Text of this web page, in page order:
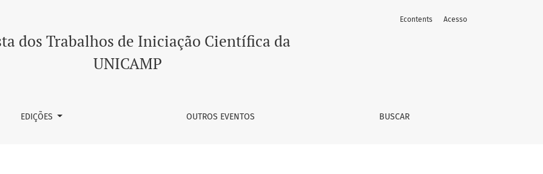
células fotovoltaicas na faculdade de ciências aplicadas da Unicamp
dos Trabalhos de Iniciação Científica da
UNICAMP
EDIÇÕES OUTROS EVENTOS BUSCAR
Econtents Acesso